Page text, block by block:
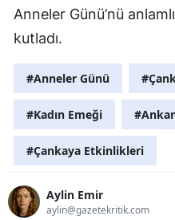
Anneler Günü’nü
kutladı.
#Anneler Günü
#Kadın Emeği
#Çankaya Etkinlikleri
Aylin Emir
aylin@gazetekritik.com